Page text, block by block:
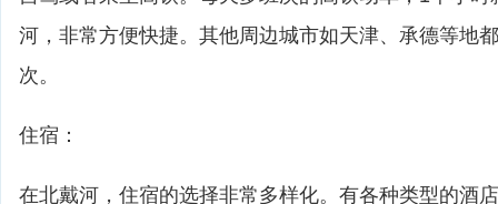
河，非常方便快捷。其他周边城市如天津、承德等地
次。
住宿：
在北戴河，住宿的选择非常多样化。有各种类型的酒